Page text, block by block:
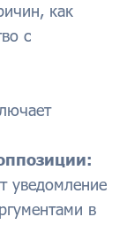
как
с
уведомление
в